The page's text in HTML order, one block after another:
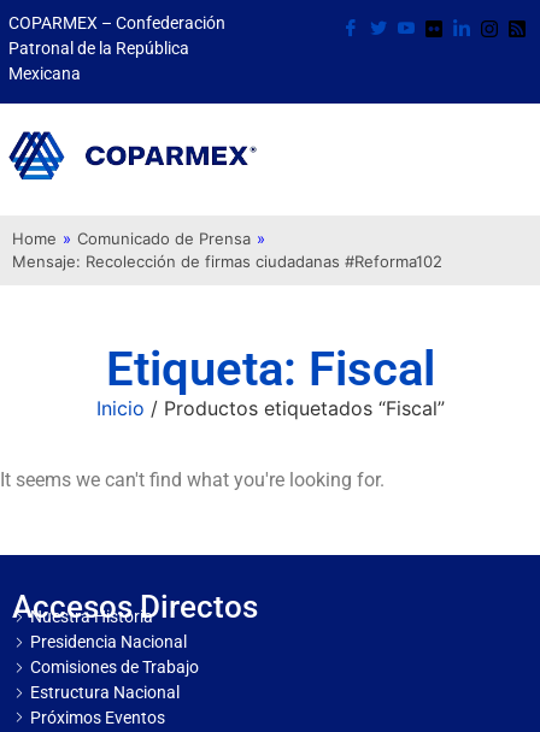
COPARMEX – Confederación
Patronal de la República
Mexicana
Home » Comunicado de Prensa »
Mensaje: Recolección de firmas ciudadanas #Reforma102
Etiqueta: Fiscal
Inicio / Productos etiquetados “Fiscal”
It seems we can't find what you're looking for.
Accesos Directos
Nuestra Historia
Presidencia Nacional
Comisiones de Trabajo
Estructura Nacional
Próximos Eventos